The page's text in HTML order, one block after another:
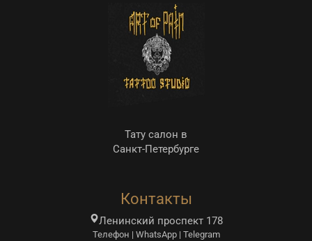
Тату салон в
Санкт-Петербурге
Контакты
Ленинский проспект 178
Телефон | WhatsApp | Telegram